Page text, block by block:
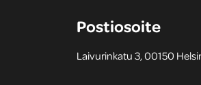
Postiosoite
Laivurinkatu 3, 00150